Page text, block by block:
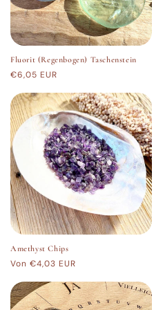
Fluorit (Regenbogen) Taschenstein
Normaler
€6,05 EUR
Amethyst Chips
Normaler
Von €4,03 EUR